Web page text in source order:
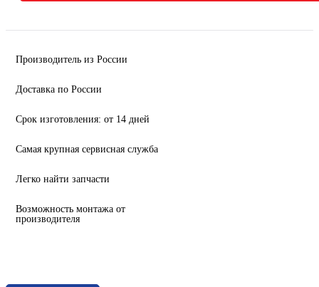
Производитель из России
Доставка по России
Срок изготовления: от 14 дней
Самая крупная сервисная служба
Легко найти запчасти
Возможность монтажа от
производителя